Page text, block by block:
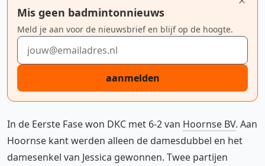
Mis geen badmintonnieuws
Meld je aan voor de nieuwsbrief en blijf op de hoogte.
E-mailadres
aanmelden
In de Eerste Fase won DKC met 6-2 van Hoornse BV. Aan
Hoornse kant werden alleen de damesdubbel en het
damesenkel van Jessica gewonnen. Twee partijen